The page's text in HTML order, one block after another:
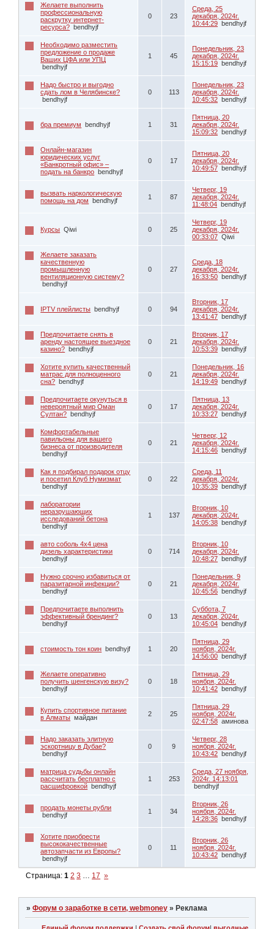
Желаете выполнить
профессиональную
раскрутку интернет-
ресурса? bendhyjf
0 23
Среда, 25
декабря, 2024г.
10:44:29 bendhyjf
Необходимо разместить
предложение о продаже
Ваших ЦФА или УПЦ
bendhyjf
1 45
Понедельник, 23
декабря, 2024г.
15:15:19 bendhyjf
Надо быстро и выгодно
сдать лом в Челябинске?
bendhyjf
0 113
Понедельник, 23
декабря, 2024г.
10:45:32 bendhyjf
бра премиум bendhyjf 1 31
Пятница, 20
декабря, 2024г.
15:09:32 bendhyjf
Онлайн-магазин
юридических услуг
«Банкротный офис» –
подать на банкро bendhyjf
0 17
Пятница, 20
декабря, 2024г.
10:49:57 bendhyjf
вызвать наркологическую
помощь на дом
bendhyjf 1 87
Четверг, 19
декабря, 2024г.
11:48:04 bendhyjf
Курсы Qiwi 0 25
Четверг, 19
декабря, 2024г.
00:33:07 Qiwi
Желаете заказать
качественную
промышленную
вентиляционную систему?
bendhyjf
0 27
Среда, 18
декабря, 2024г.
16:33:50 bendhyjf
IPTV плейлисты bendhyjf 0 94
Вторник, 17
декабря, 2024г.
13:41:47 bendhyjf
Предпочитаете снять в
аренду настоящее выездное
казино? bendhyjf
0 21
Вторник, 17
декабря, 2024г.
10:53:39 bendhyjf
Хотите купить качественный
матрас для полноценного
сна? bendhyjf
0 21
Понедельник, 16
декабря, 2024г.
14:19:49 bendhyjf
Предпочитаете окунуться в
невероятный мир Оман
Султан? bendhyjf
0 17
Пятница, 13
декабря, 2024г.
10:33:27 bendhyjf
Комфортабельные
павильоны для вашего
бизнеса от производителя
bendhyjf
0 21
Четверг, 12
декабря, 2024г.
14:15:46 bendhyjf
Как я подбирал подарок отцу
и посетил Клуб Нумизмат
bendhyjf
0 22
Среда, 11
декабря, 2024г.
10:35:39 bendhyjf
лаборатории
неразрушающих
исследований бетона
bendhyjf
1 137
Вторник, 10
декабря, 2024г.
14:05:38 bendhyjf
авто соболь 4х4 цена
дизель характеристики
bendhyjf
0 714
Вторник, 10
декабря, 2024г.
10:48:27 bendhyjf
Нужно срочно избавиться от
паразитарной инфекции?
bendhyjf
0 21
Понедельник, 9
декабря, 2024г.
10:45:56 bendhyjf
Предпочитаете выполнить
эффективный брендинг?
bendhyjf
0 13
Суббота, 7
декабря, 2024г.
10:45:04 bendhyjf
стоимость тон коин bendhyjf 1 20
Пятница, 29
ноября, 2024г.
14:56:00 bendhyjf
Желаете оперативно
получить шенгенскую визу?
bendhyjf
0 18
Пятница, 29
ноября, 2024г.
10:41:42 bendhyjf
Купить спортивное питание
в Алматы майдан 2 25
Пятница, 29
ноября, 2024г.
02:47:58 аминова
Надо заказать элитную
эскортницу в Дубае?
bendhyjf
0 9
Четверг, 28
ноября, 2024г.
10:43:42 bendhyjf
матрица судьбы онлайн
рассчитать бесплатно с
расшифровкой bendhyjf
1 253
Среда, 27 ноября,
2024г. 14:13:01
bendhyjf
продать монеты рубли
bendhyjf
1 34
Вторник, 26
ноября, 2024г.
14:28:36 bendhyjf
Хотите приобрести
высококачественные
автозапчасти из Европы?
bendhyjf
0 11
Вторник, 26
ноября, 2024г.
10:43:42 bendhyjf
Страница:1 2 3 … 17 »
»Форум о заработке в сети, webmoney » Реклама